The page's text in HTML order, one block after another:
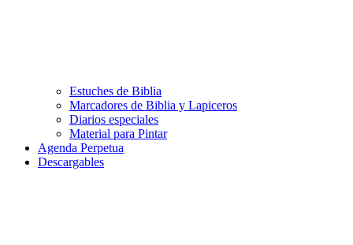
Estuches de Biblia
Marcadores de Biblia y Lapiceros
Diarios especiales
Material para Pintar
Agenda Perpetua
Descargables